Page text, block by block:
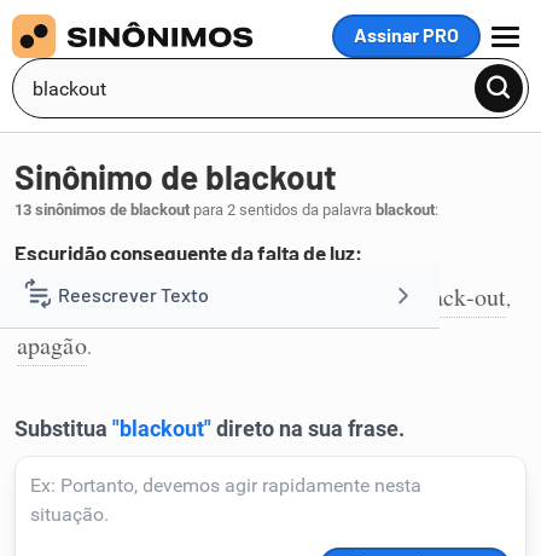
Assinar PRO
MENU
Reescrever Texto
Resumir Texto
Corrigir Texto
Detector de IA
Sinônimo de blackout
13 sinônimos de blackout para 2 sentidos da palavra blackout:
Escuridão consequente da falta de luz:
1 blecaute,escuridão escurecimento, black-out,
apagão.